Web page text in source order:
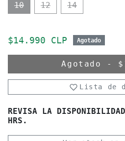
10
12 14
Precio de oferta
$14.990 CLP Agotado
Agotado -
Lista de
REVISA LA
HRS.